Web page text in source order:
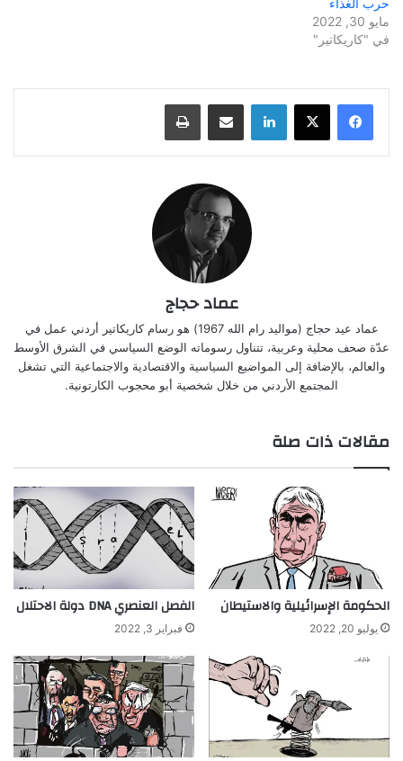
حرب الغذاء
مايو 30, 2022
في "كاريكاتير"
لينكدإن مشاركة عبر البريد طباعة
عماد حجاج
عماد عيد حجاج (مواليد رام الله 1967) هو رسام كاريكاتير أردني عمل في
عدّة صحف محلية وعربية، تتناول رسوماته الوضع السياسي في الشرق الأوسط
والعالم، بالإضافة إلى المواضيع السياسية والاقتصادية والاجتماعية التي تشغل
المجتمع الأردني من خلال شخصية أبو محجوب الكارتونية.
مقالات ذات صلة
الحكومة الإسرائيلية والاستيطان
يوليو 20, 2022
الفصل العنصري DNA دولة الاحتلال
فبراير 3, 2022